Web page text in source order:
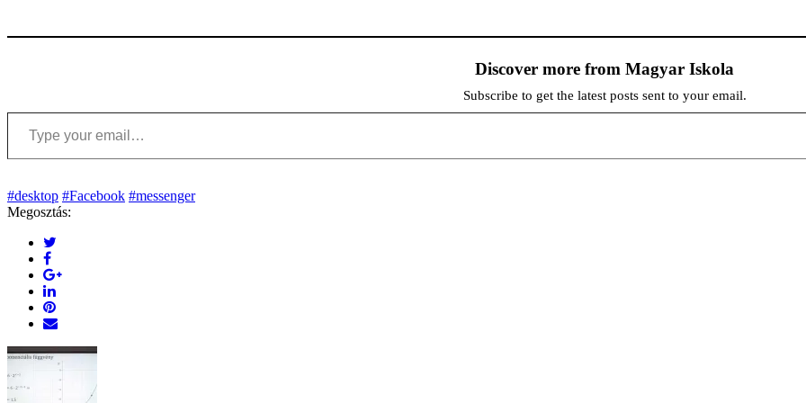
Discover more from Magyar Iskola
Subscribe to get the latest posts sent to your email.
Type your email…
#desktop #Facebook #messenger
Megosztás: